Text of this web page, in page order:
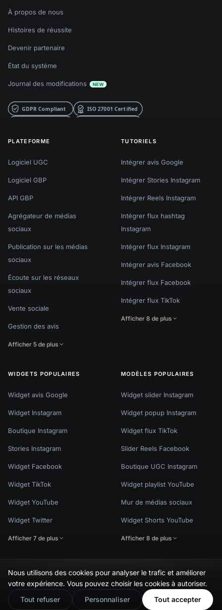
À propos de nous
Histoires de réussite
Devenir partenaire
État du système
Journal des modifications NEW
PLATEFORME
Logiciel UGC
Logiciel GBP
API GBP
Agrégateur de médias
sociaux
Publication sur les médias
sociaux
Écoute sur les réseaux
sociaux
Vente sociale
Gestion des avis
Afficher 5 de plus
TUTORIELS
Intégrer avis Google
Intégrer Stories Instagram
Intégrer Reels Instagram
Intégrer flux hashtag
Instagram
Intégrer flux Instagram
Intégrer avis Facebook
Intégrer flux Facebook
Intégrer flux TikTok
Afficher 8 de plus
WIDGETS POPULAIRES
Widget avis Google
Widget Instagram
Boutique Instagram
Stories Instagram
Widget Facebook
Widget TikTok
Widget YouTube
Widget Twitter
Afficher 7 de plus
MODÈLES POPULAIRES
Widget slider Instagram
Widget popup Instagram
Widget flux TikTok
Slider Reels Facebook
Boutique UGC Instagram
Widget playlist YouTube
Mur de médias sociaux
Widget Shorts YouTube
Afficher 8 de plus
© EmbedSocial 2026. Tous droits réservés.
Politique de confidentialitéConditions d'utilisation Paramètres des cookies
Nous utilisons des cookies pour analyser le trafic et améliorer
votre expérience. Vous pouvez choisir les cookies à autoriser.
Tout refuser
Personnaliser Tout accepter
🇬🇧Would you prefer this site in English?
View in English